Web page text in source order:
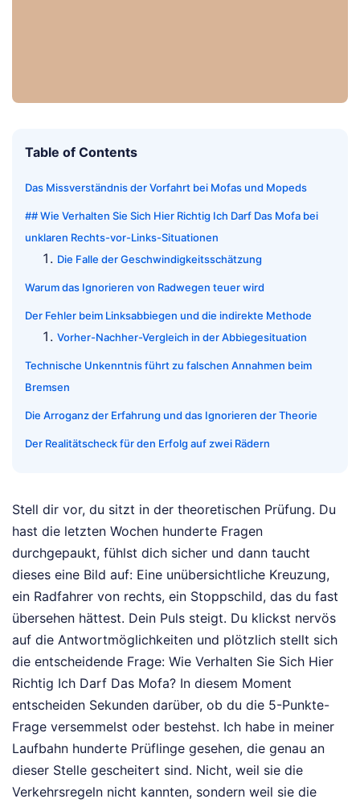
Table of Contents
Das Missverständnis der Vorfahrt bei Mofas und Mopeds
## Wie Verhalten Sie Sich Hier Richtig Ich Darf Das Mofa bei
unklaren Rechts-vor-Links-Situationen
Die Falle der Geschwindigkeitsschätzung
Warum das Ignorieren von Radwegen teuer wird
Der Fehler beim Linksabbiegen und die indirekte Methode
Vorher-Nachher-Vergleich in der Abbiegesituation
Technische Unkenntnis führt zu falschen Annahmen beim
Bremsen
Die Arroganz der Erfahrung und das Ignorieren der Theorie
Der Realitätscheck für den Erfolg auf zwei Rädern
Stell dir vor, du sitzt in der theoretischen Prüfung. Du
hast die letzten Wochen hunderte Fragen
durchgepaukt, fühlst dich sicher und dann taucht
dieses eine Bild auf: Eine unübersichtliche Kreuzung,
ein Radfahrer von rechts, ein Stoppschild, das du fast
übersehen hättest. Dein Puls steigt. Du klickst nervös
auf die Antwortmöglichkeiten und plötzlich stellt sich
die entscheidende Frage: Wie Verhalten Sie Sich Hier
Richtig Ich Darf Das Mofa? In diesem Moment
entscheiden Sekunden darüber, ob du die 5-Punkte-
Frage versemmelst oder bestehst. Ich habe in meiner
Laufbahn hunderte Prüflinge gesehen, die genau an
dieser Stelle gescheitert sind. Nicht, weil sie die
Verkehrsregeln nicht kannten, sondern weil sie die